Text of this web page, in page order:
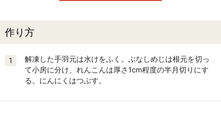
作り方
1
解凍した手羽元は水けをふく。ぶなしめじは根元を切っ
て小房に分け、れんこんは厚さ1cm程度の半月切りにす
る。にんにくはつぶす。